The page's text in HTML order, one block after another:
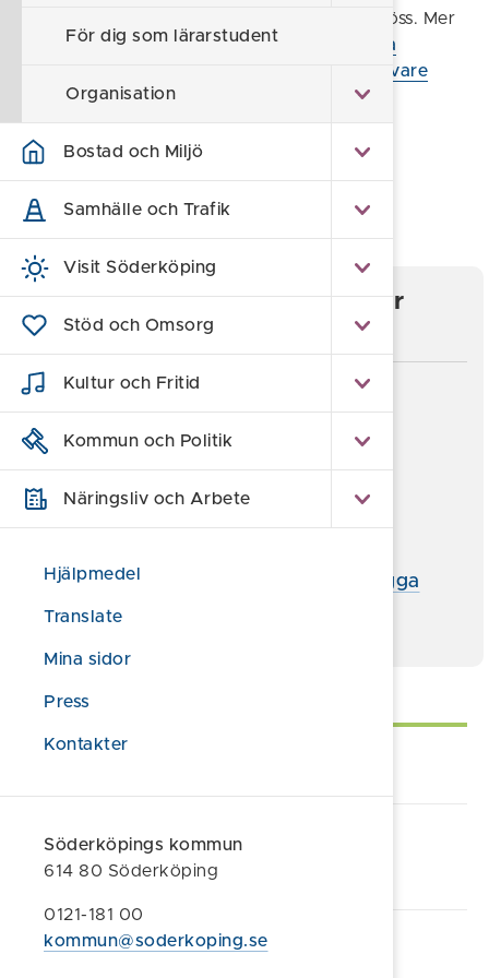
För dig som lärarstudent
Organisation
Bostad och Miljö
Samhälle och Trafik
Visit Söderköping
Stöd och Omsorg
Kultur och Fritid
Kommun och Politik
Näringsliv och Arbete
Hjälpmedel
Translate
Mina sidor
Press
Kontakter
Söderköpings kommun
614 80 Söderköping
0121-181 00
kommun@soderkoping.se
göra för att förebygga och behandla huvudlöss. Mer
information finns även i vårRutin Förebygga
Information till vårdnadshavare
förebygga huvudlöss
Föreslå en ändring
Sidan uppdaterad 2025-08-04
Information och blanketter för
egenvård
Rutiner för egenvård
Blankett egenvård förskola och skola
Blankett egenvård vid diabetes
Information till vårdnadshavare förebygga
huvudlöss
Självservice
E-tjänst: Min förskola och mitt
fritidshem
Lämna synpunkt/klagomål